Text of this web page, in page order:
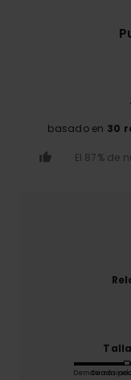
basado en 30
El 87% de
Talla
Demasiado